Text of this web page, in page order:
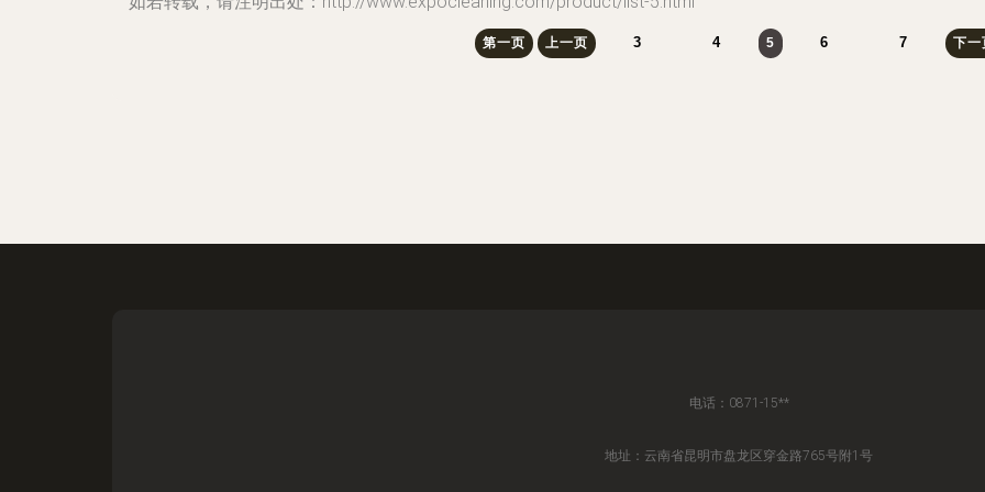
第一页 上一页 3 4 5 6 7 下一
电话：0871-15**
地址：云南省昆明市盘龙区穿金路765号附1号